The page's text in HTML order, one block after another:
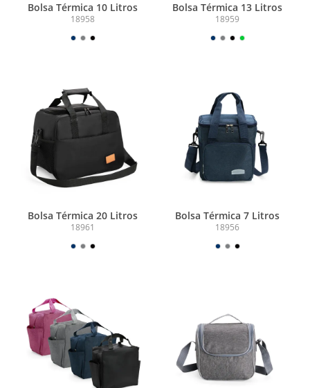
Bolsa Térmica 10 Litros
18958
Bolsa Térmica 13 Litros
18959
Bolsa Térmica 20 Litros
18961
Bolsa Térmica 7 Litros
18956